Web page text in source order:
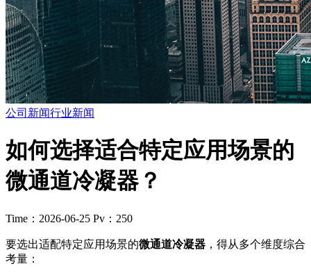
公司新闻行业新闻
如何选择适合特定应用场景的
微通道冷凝器？
Time：2026-06-25 Pv：250
要选出适配特定应用场景的微通道冷凝器 ，得从多个维度综合
考量：